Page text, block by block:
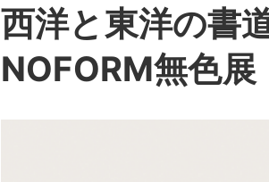
西洋と東洋の
NOFORM無色展